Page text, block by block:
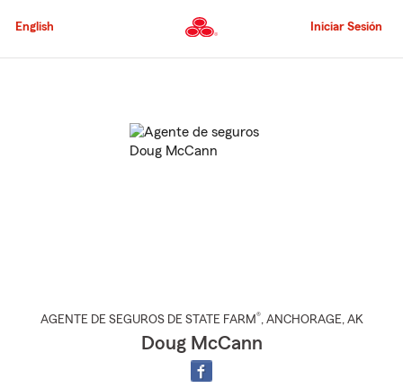
al
principal
English Iniciar Sesión
AGENTE DE SEGUROS DE STATE FARM®, ANCHORAGE, AK
Doug McCann